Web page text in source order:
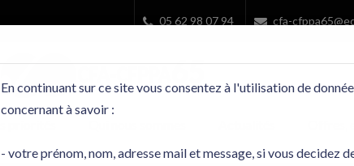
En continuant sur ce site vous consentez à l'utilisation de
concernant à savoir :
- votre prénom, nom, adresse mail et message, si vous decidez
05 62 98 07 94 cfa-